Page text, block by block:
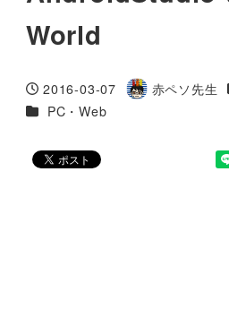
World
投稿日
2016-03-07
著
赤ペソ先生
カテゴリー
PC・Web